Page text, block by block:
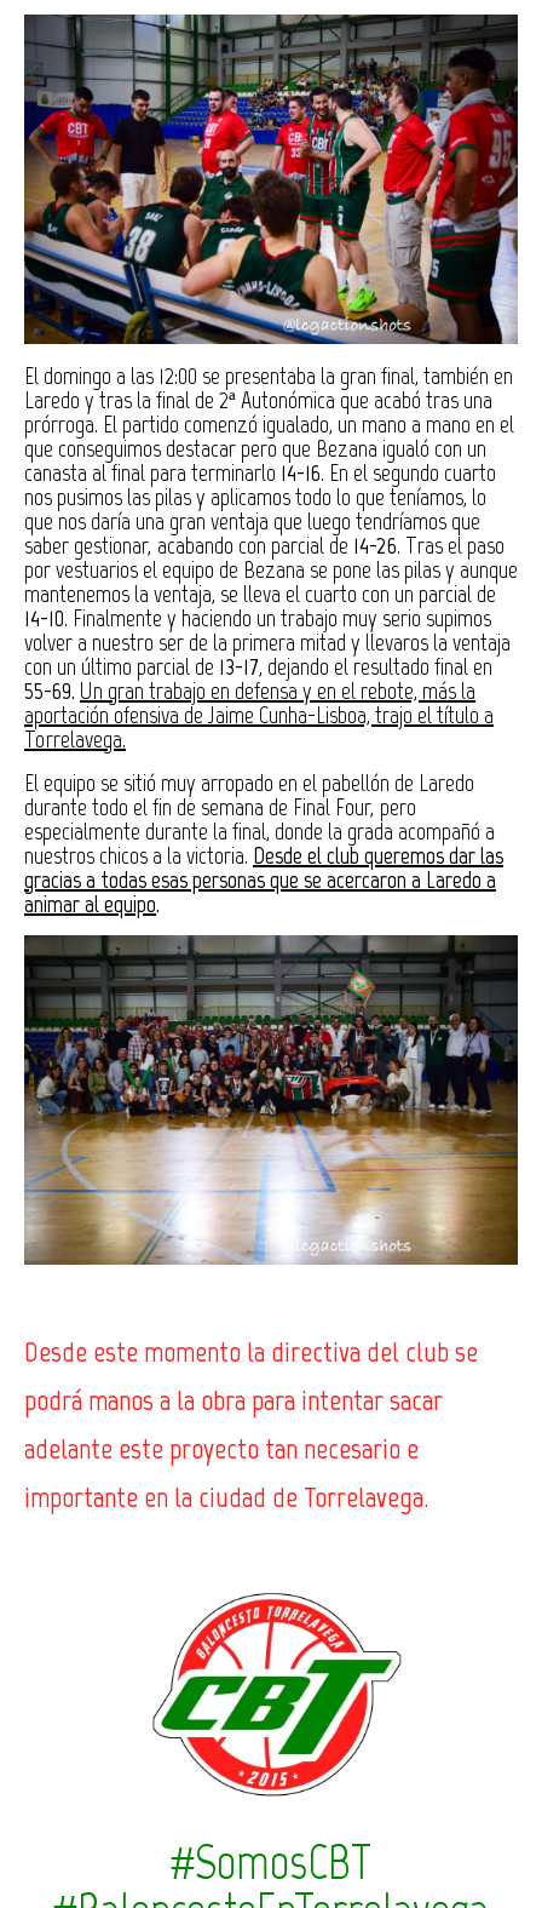
El domingo a las 12:00 se presentaba la gran final, también en
Laredo y tras la final de 2ª Autonómica que acabó tras una
prórroga. El partido comenzó igualado, un mano a mano en el
que conseguimos destacar pero que Bezana igualó con un
canasta al final para terminarlo 14-16. En el segundo cuarto
nos pusimos las pilas y aplicamos todo lo que teníamos, lo
que nos daría una gran ventaja que luego tendríamos que
saber gestionar, acabando con parcial de 14-26. Tras el paso
por vestuarios el equipo de Bezana se pone las pilas y aunque
mantenemos la ventaja, se lleva el cuarto con un parcial de
14-10. Finalmente y haciendo un trabajo muy serio supimos
volver a nuestro ser de la primera mitad y llevaros la ventaja
con un último parcial de 13-17, dejando el resultado final en
55-69. Un gran trabajo en defensa y en el rebote, más la
aportación ofensiva de Jaime Cunha-Lisboa, trajo el título a
Torrelavega.
El equipo se sitió muy arropado en el pabellón de Laredo
durante todo el fin de semana de Final Four, pero
especialmente durante la final, donde la grada acompañó a
nuestros chicos a la victoria. Desde el club queremos dar las
gracias a todas esas personas que se acercaron a Laredo a
animar al equipo.
Desde este momento la directiva del club se
podrá manos a la obra para intentar sacar
adelante este proyecto tan necesario e
importante en la ciudad de Torrelavega.
#SomosCBT